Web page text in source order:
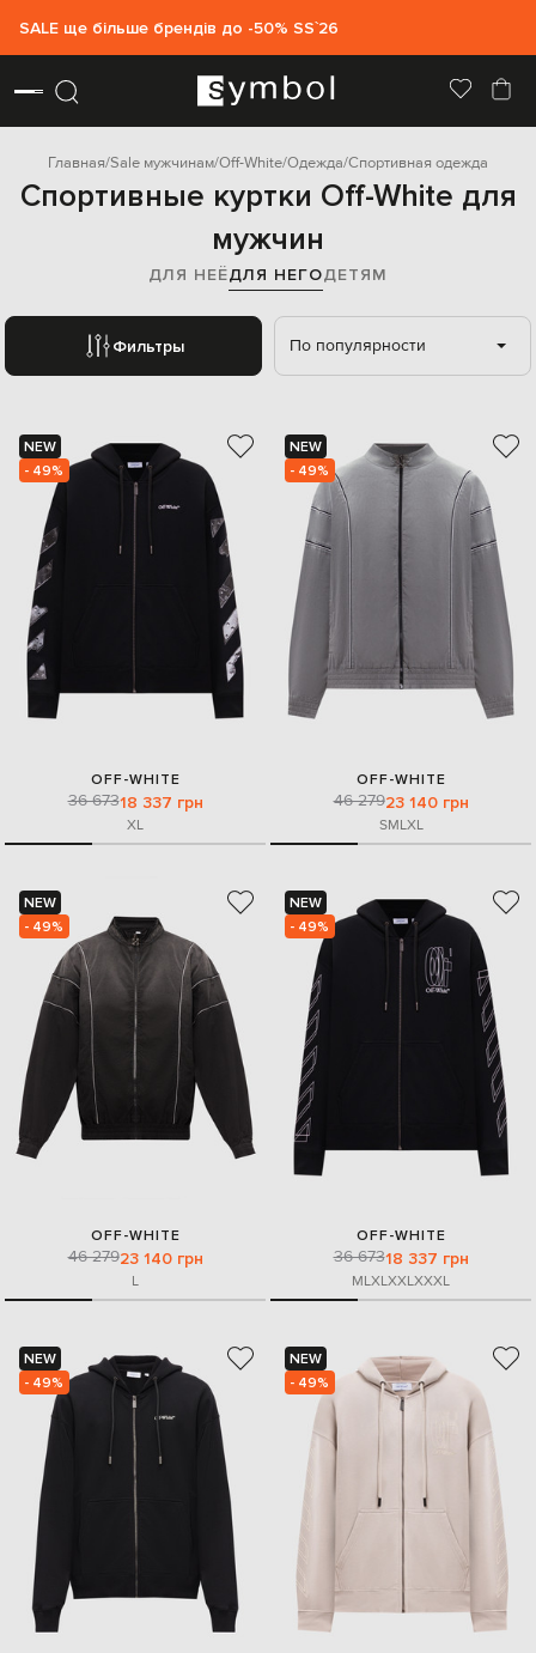
SALE ще більше брендів до -50% SS`26
Главная Sale мужчинам Off-White Одежда Спортивная одежда
Спортивные куртки Off-White для
мужчин
ДЛЯ НЕЁДЛЯ НЕГОДЕТЯМ
Фильтры По популярности
NEW
- 49%
OFF-WHITE
36 67318 337 грн
XL
NEW
- 49%
OFF-WHITE
46 27923 140 грн
SMLXL
NEW
- 49%
OFF-WHITE
46 27923 140 грн
L
NEW
- 49%
OFF-WHITE
36 67318 337 грн
MLXLXXLXXXL
NEW
- 49%
NEW
- 49%